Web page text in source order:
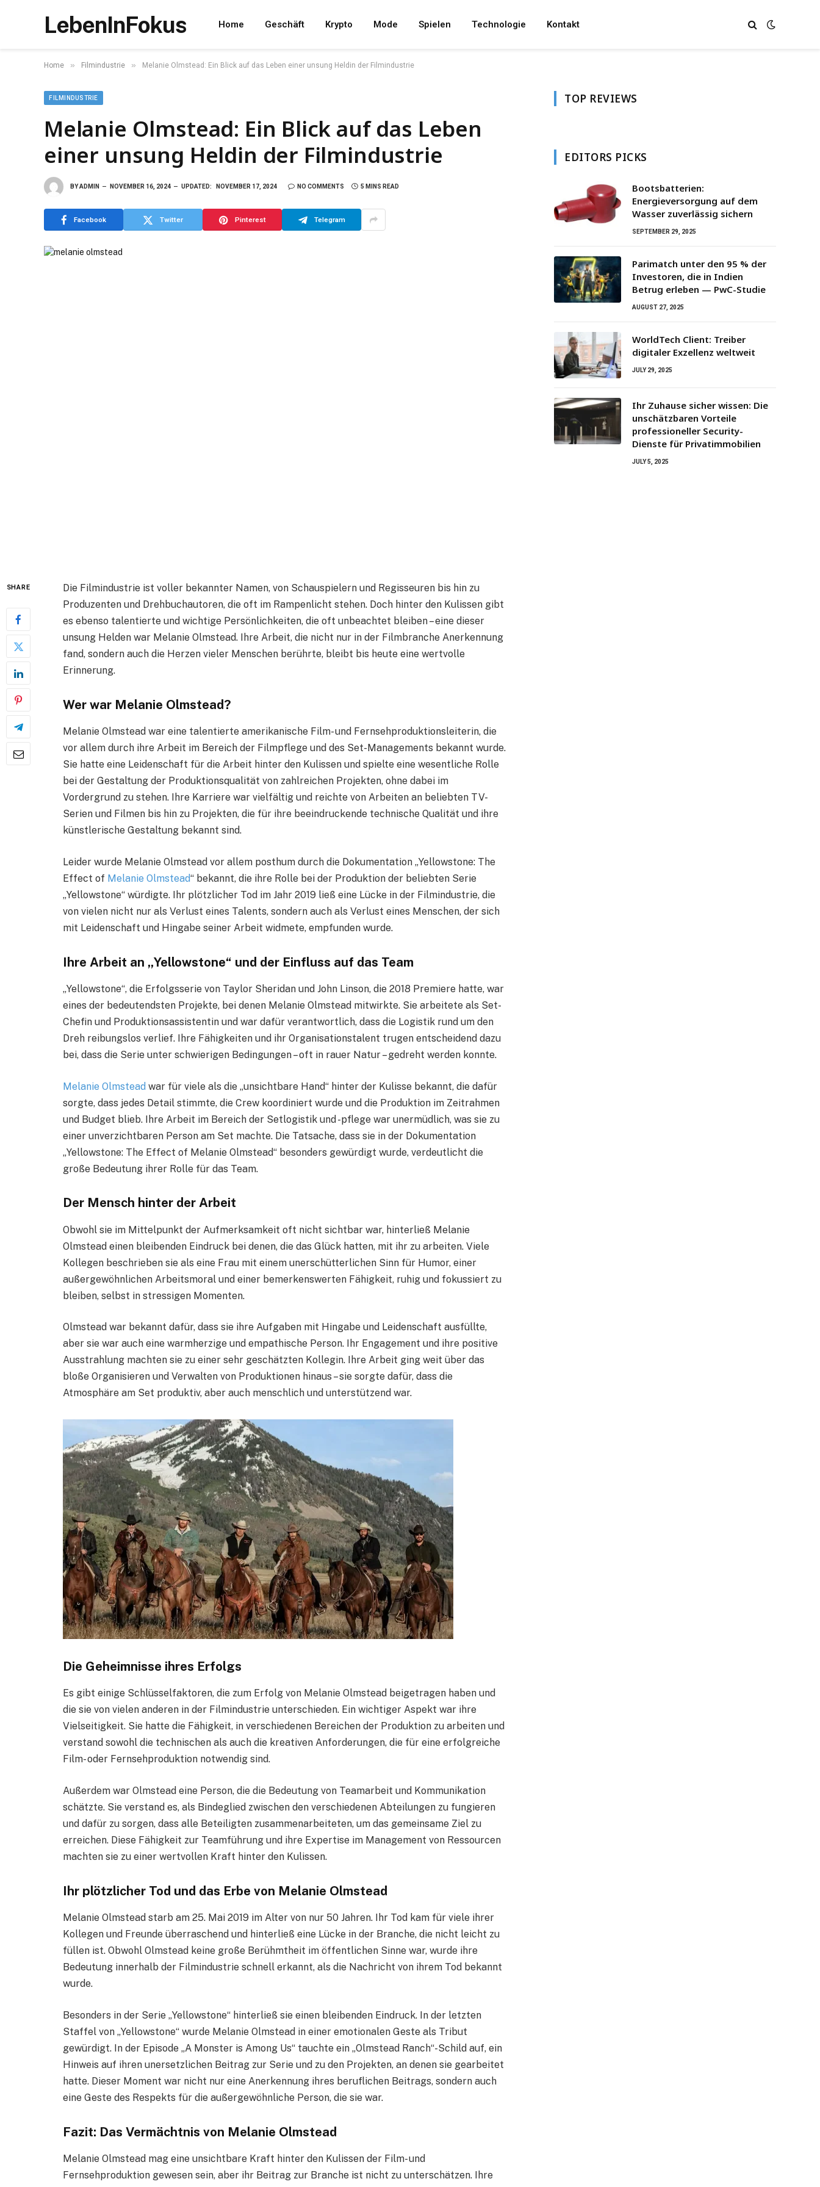
LebenInFokus Home Geschäft Krypto Mode Spielen Technologie Kontakt
Home » Filmindustrie » Melanie Olmstead: Ein Blick auf das Leben einer unsung Heldin der Filmindustrie
FILMINDUSTRIE
Melanie Olmstead: Ein Blick auf das Leben
einer unsung Heldin der Filmindustrie
BYADMIN NOVEMBER 16, 2024 UPDATED: NOVEMBER 17, 2024 NO COMMENTS 5 MINS READ
Facebook Twitter Pinterest Telegram
SHARE
Die Filmindustrie ist voller bekannter Namen, von Schauspielern und Regisseuren bis hin zu
Produzenten und Drehbuchautoren, die oft im Rampenlicht stehen. Doch hinter den Kulissen gibt
es ebenso talentierte und wichtige Persönlichkeiten, die oft unbeachtet bleiben – eine dieser
unsung Helden war Melanie Olmstead. Ihre Arbeit, die nicht nur in der Filmbranche Anerkennung
fand, sondern auch die Herzen vieler Menschen berührte, bleibt bis heute eine wertvolle
Erinnerung.
Wer war Melanie Olmstead?
Melanie Olmstead war eine talentierte amerikanische Film- und Fernsehproduktionsleiterin, die
vor allem durch ihre Arbeit im Bereich der Filmpflege und des Set-Managements bekannt wurde.
Sie hatte eine Leidenschaft für die Arbeit hinter den Kulissen und spielte eine wesentliche Rolle
bei der Gestaltung der Produktionsqualität von zahlreichen Projekten, ohne dabei im
Vordergrund zu stehen. Ihre Karriere war vielfältig und reichte von Arbeiten an beliebten TV-
Serien und Filmen bis hin zu Projekten, die für ihre beeindruckende technische Qualität und ihre
künstlerische Gestaltung bekannt sind.
Leider wurde Melanie Olmstead vor allem posthum durch die Dokumentation „Yellowstone: The
Effect of Melanie Olmstead“ bekannt, die ihre Rolle bei der Produktion der beliebten Serie
„Yellowstone“ würdigte. Ihr plötzlicher Tod im Jahr 2019 ließ eine Lücke in der Filmindustrie, die
von vielen nicht nur als Verlust eines Talents, sondern auch als Verlust eines Menschen, der sich
mit Leidenschaft und Hingabe seiner Arbeit widmete, empfunden wurde.
Ihre Arbeit an „Yellowstone“ und der Einfluss auf das Team
„Yellowstone“, die Erfolgsserie von Taylor Sheridan und John Linson, die 2018 Premiere hatte, war
eines der bedeutendsten Projekte, bei denen Melanie Olmstead mitwirkte. Sie arbeitete als Set-
Chefin und Produktionsassistentin und war dafür verantwortlich, dass die Logistik rund um den
Dreh reibungslos verlief. Ihre Fähigkeiten und ihr Organisationstalent trugen entscheidend dazu
bei, dass die Serie unter schwierigen Bedingungen – oft in rauer Natur – gedreht werden konnte.
Melanie Olmstead war für viele als die „unsichtbare Hand“ hinter der Kulisse bekannt, die dafür
sorgte, dass jedes Detail stimmte, die Crew koordiniert wurde und die Produktion im Zeitrahmen
und Budget blieb. Ihre Arbeit im Bereich der Setlogistik und -pflege war unermüdlich, was sie zu
einer unverzichtbaren Person am Set machte. Die Tatsache, dass sie in der Dokumentation
„Yellowstone: The Effect of Melanie Olmstead“ besonders gewürdigt wurde, verdeutlicht die
große Bedeutung ihrer Rolle für das Team.
Der Mensch hinter der Arbeit
Obwohl sie im Mittelpunkt der Aufmerksamkeit oft nicht sichtbar war, hinterließ Melanie
Olmstead einen bleibenden Eindruck bei denen, die das Glück hatten, mit ihr zu arbeiten. Viele
Kollegen beschrieben sie als eine Frau mit einem unerschütterlichen Sinn für Humor, einer
außergewöhnlichen Arbeitsmoral und einer bemerkenswerten Fähigkeit, ruhig und fokussiert zu
bleiben, selbst in stressigen Momenten.
Olmstead war bekannt dafür, dass sie ihre Aufgaben mit Hingabe und Leidenschaft ausfüllte,
aber sie war auch eine warmherzige und empathische Person. Ihr Engagement und ihre positive
Ausstrahlung machten sie zu einer sehr geschätzten Kollegin. Ihre Arbeit ging weit über das
bloße Organisieren und Verwalten von Produktionen hinaus – sie sorgte dafür, dass die
Atmosphäre am Set produktiv, aber auch menschlich und unterstützend war.
Die Geheimnisse ihres Erfolgs
Es gibt einige Schlüsselfaktoren, die zum Erfolg von Melanie Olmstead beigetragen haben und
die sie von vielen anderen in der Filmindustrie unterschieden. Ein wichtiger Aspekt war ihre
Vielseitigkeit. Sie hatte die Fähigkeit, in verschiedenen Bereichen der Produktion zu arbeiten und
verstand sowohl die technischen als auch die kreativen Anforderungen, die für eine erfolgreiche
Film- oder Fernsehproduktion notwendig sind.
Außerdem war Olmstead eine Person, die die Bedeutung von Teamarbeit und Kommunikation
schätzte. Sie verstand es, als Bindeglied zwischen den verschiedenen Abteilungen zu fungieren
und dafür zu sorgen, dass alle Beteiligten zusammenarbeiteten, um das gemeinsame Ziel zu
erreichen. Diese Fähigkeit zur Teamführung und ihre Expertise im Management von Ressourcen
machten sie zu einer wertvollen Kraft hinter den Kulissen.
Ihr plötzlicher Tod und das Erbe von Melanie Olmstead
Melanie Olmstead starb am 25. Mai 2019 im Alter von nur 50 Jahren. Ihr Tod kam für viele ihrer
Kollegen und Freunde überraschend und hinterließ eine Lücke in der Branche, die nicht leicht zu
füllen ist. Obwohl Olmstead keine große Berühmtheit im öffentlichen Sinne war, wurde ihre
Bedeutung innerhalb der Filmindustrie schnell erkannt, als die Nachricht von ihrem Tod bekannt
wurde.
Besonders in der Serie „Yellowstone“ hinterließ sie einen bleibenden Eindruck. In der letzten
Staffel von „Yellowstone“ wurde Melanie Olmstead in einer emotionalen Geste als Tribut
gewürdigt. In der Episode „A Monster is Among Us“ tauchte ein „Olmstead Ranch“-Schild auf, ein
Hinweis auf ihren unersetzlichen Beitrag zur Serie und zu den Projekten, an denen sie gearbeitet
hatte. Dieser Moment war nicht nur eine Anerkennung ihres beruflichen Beitrags, sondern auch
eine Geste des Respekts für die außergewöhnliche Person, die sie war.
Fazit: Das Vermächtnis von Melanie Olmstead
Melanie Olmstead mag eine unsichtbare Kraft hinter den Kulissen der Film- und
Fernsehproduktion gewesen sein, aber ihr Beitrag zur Branche ist nicht zu unterschätzen. Ihre
TOP REVIEWS
EDITORS PICKS
Bootsbatterien:
Energieversorgung auf dem
Wasser zuverlässig sichern
SEPTEMBER 29, 2025
Parimatch unter den 95 % der
Investoren, die in Indien
Betrug erleben — PwC-Studie
AUGUST 27, 2025
WorldTech Client: Treiber
digitaler Exzellenz weltweit
JULY 29, 2025
Ihr Zuhause sicher wissen: Die
unschätzbaren Vorteile
professioneller Security-
Dienste für Privatimmobilien
JULY 5, 2025